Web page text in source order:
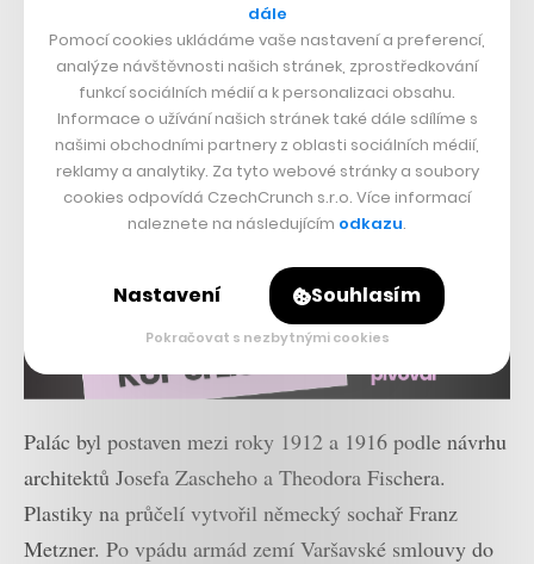
Palác byl postaven mezi roky 1912 a 1916 podle návrhu
architektů Josefa Zascheho a Theodora Fischera.
Plastiky na průčelí vytvořil německý sochař Franz
Metzner. Po vpádu armád zemí Varšavské smlouvy do
dále
Pomocí cookies ukládáme vaše nastavení a preferencí,
analýze návštěvnosti našich stránek, zprostředkování
funkcí sociálních médií a k personalizaci obsahu.
Informace o užívání našich stránek také dále sdílíme s
našimi obchodními partnery z oblasti sociálních médií,
reklamy a analytiky. Za tyto webové stránky a soubory
cookies odpovídá CzechCrunch s.r.o. Více informací
naleznete na následujícím odkazu.
Nastavení Souhlasím
Pokračovat s nezbytnými cookies